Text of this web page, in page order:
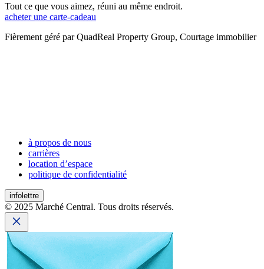
Tout ce que vous aimez, réuni au même endroit.
acheter une carte-cadeau
Fièrement géré par QuadReal Property Group, Courtage immobilier
à propos de nous
carrières
location d’espace
politique de confidentialité
infolettre
© 2025 Marché Central. Tous droits réservés.